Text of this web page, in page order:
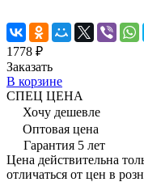
1778 ₽
Заказать
В корзине
СПЕЦ ЦЕНА
Хочу дешевле
Оптовая цена
Гарантия 5 лет
Цена действительна
отличаться от цен в